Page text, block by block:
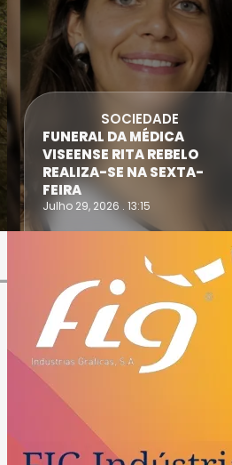
SOCIEDADE
FUNERAL DA MÉDICA
VISEENSE RITA REBELO
REALIZA-SE NA SEXTA-
FEIRA
Julho 29, 2026 . 13:15